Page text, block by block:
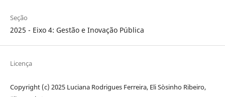
Seção
2025 - Eixo 4: Gestão e Inovação Pública
Licença
Copyright (c) 2025 Luciana Rodrigues Ferreira, Eli Sòsinho Ribeiro,